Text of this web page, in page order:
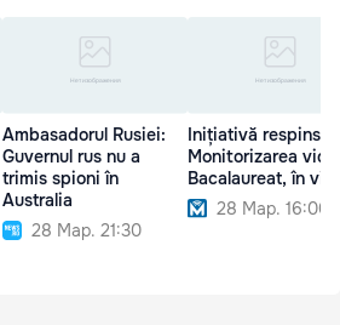
Ambasadorul Rusiei:
Guvernul rus nu a
trimis spioni în
Australia
28 Мар. 21:30
Inițiativă respinsă:
Monitorizarea
Bacalaureat, în
28 Мар. 16:00